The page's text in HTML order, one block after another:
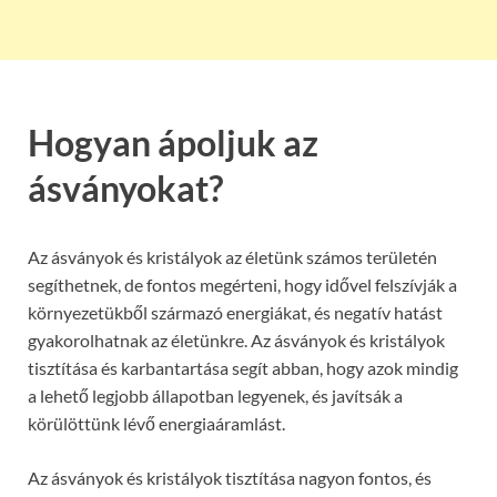
Hogyan ápoljuk az
ásványokat?
Az ásványok és kristályok az életünk számos területén
segíthetnek, de fontos megérteni, hogy idővel felszívják a
környezetükből származó energiákat, és negatív hatást
gyakorolhatnak az életünkre. Az ásványok és kristályok
tisztítása és karbantartása segít abban, hogy azok mindig
a lehető legjobb állapotban legyenek, és javítsák a
körülöttünk lévő energiaáramlást.
Az ásványok és kristályok tisztítása nagyon fontos, és